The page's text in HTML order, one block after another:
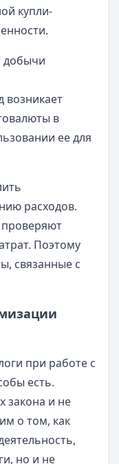
купли-
добычи
возникает
в
ее для
расходов.
Поэтому
связанные с
при работе с
есть.
закона и не
о том, как
но и не